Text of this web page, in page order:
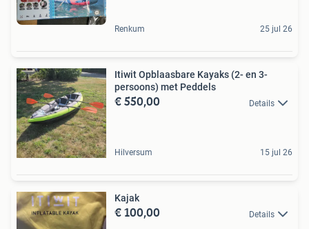
Renkum 25 jul 26
Itiwit Opblaasbare Kayaks (2- en 3-
persoons) met Peddels
€ 550,00 Details
Hilversum 15 jul 26
Kajak
€ 100,00 Details